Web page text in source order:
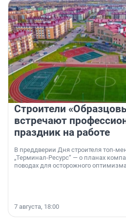
Строители
встречают
праздник на работе
В преддверии Дня строителя топ-
„Терминал-Ресурс“ — о планах
поводах для осторожного
7 августа, 18:00